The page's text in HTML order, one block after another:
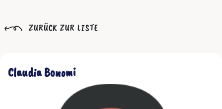
Unsere Geschichte
ZURÜCK ZUR LISTE
Claudia Bonomi